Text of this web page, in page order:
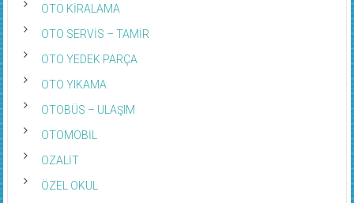
OTO KİRALAMA
OTO SERVİS – TAMİR
OTO YEDEK PARÇA
OTO YIKAMA
OTOBÜS – ULAŞIM
OTOMOBİL
OZALİT
ÖZEL OKUL